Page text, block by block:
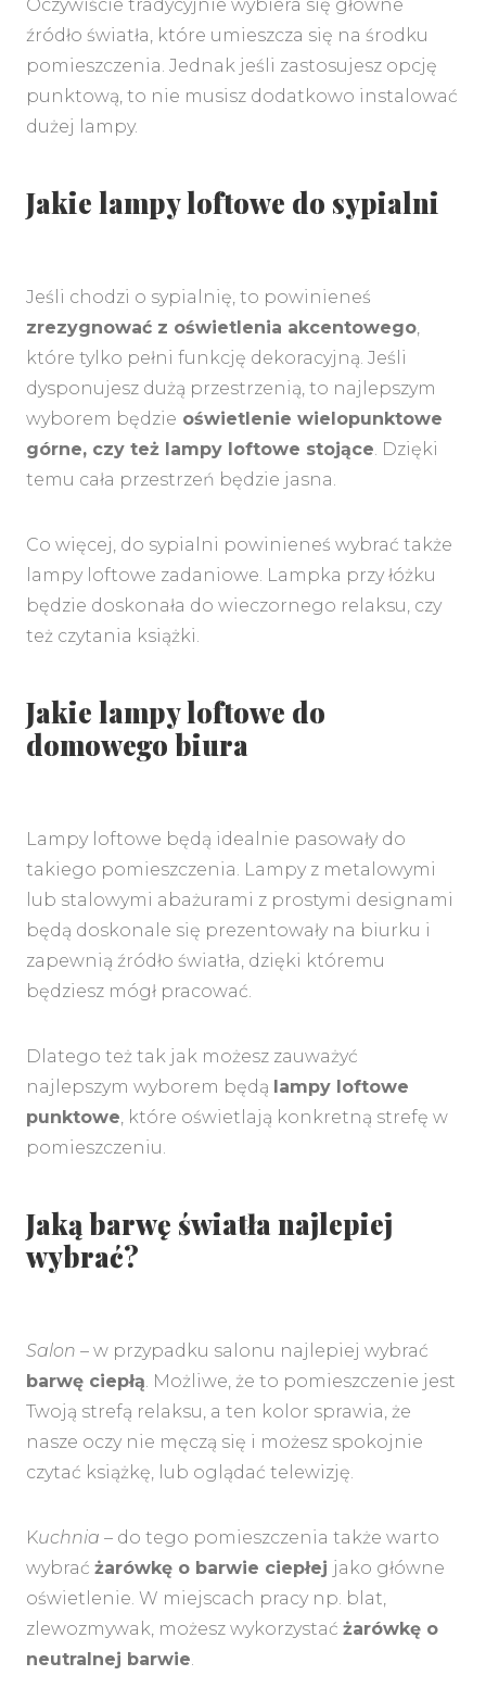
Oczywiście tradycyjnie wybiera się główne
źródło światła, które umieszcza się na środku
pomieszczenia. Jednak jeśli zastosujesz opcję
punktową, to nie musisz dodatkowo instalować
dużej lampy.
Jakie lampy loftowe do sypialni
Jeśli chodzi o sypialnię, to powinieneś
zrezygnować z oświetlenia akcentowego
które tylko pełni funkcję dekoracyjną. Jeśli
dysponujesz dużą przestrzenią, to najlepszym
wyborem będzie oświetlenie wielopunktowe
górne, czy też lampy loftowe stojące . Dzięki
temu cała przestrzeń będzie jasna.
Co więcej, do sypialni powinieneś wybrać także
lampy loftowe zadaniowe. Lampka przy łóżku
będzie doskonała do wieczornego relaksu, czy
też czytania książki.
Jakie lampy loftowe do
domowego biura
Lampy loftowe będą idealnie pasowały do
takiego pomieszczenia. Lampy z metalowymi
lub stalowymi abażurami z prostymi designami
będą doskonale się prezentowały na biurku i
zapewnią źródło światła, dzięki któremu
będziesz mógł pracować.
Dlatego też tak jak możesz zauważyć
najlepszym wyborem będą lampy loftowe
punktowe , które oświetlają konkretną strefę w
pomieszczeniu.
Jaką barwę światła najlepiej
wybrać?
Salon – w przypadku salonu najlepiej wybrać
barwę ciepłą . Możliwe, że to pomieszczenie jest
Twoją strefą relaksu, a ten kolor sprawia, że
nasze oczy nie męczą się i możesz spokojnie
czytać książkę, lub oglądać telewizję.
Kuchnia – do tego pomieszczenia także warto
wybrać żarówkę o barwie ciepłej jako główne
oświetlenie. W miejscach pracy np. blat,
zlewozmywak, możesz wykorzystać żarówkę o
neutralnej barwie